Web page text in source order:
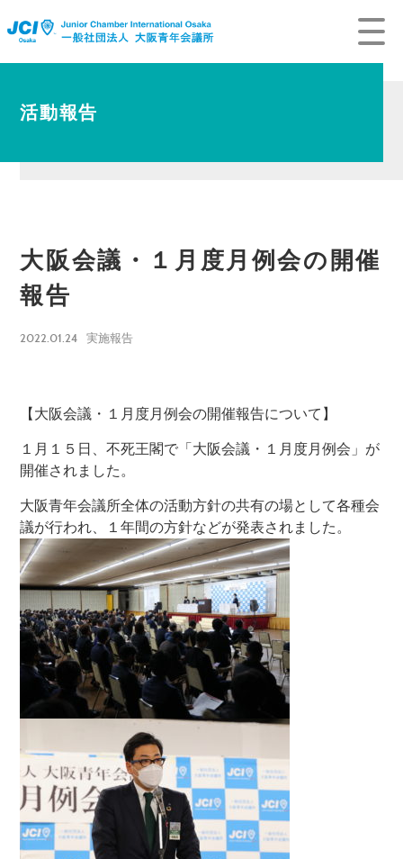
活動報告
大阪会議・１月度月例会の開催
報告
2022.01.24 実施報告
【大阪会議・１月度月例会の開催報告について】
１月１５日、不死王閣で「大阪会議・１月度月例会」が
開催されました。
大阪青年会議所全体の活動方針の共有の場として各種会
議が行われ、１年間の方針などが発表されました。